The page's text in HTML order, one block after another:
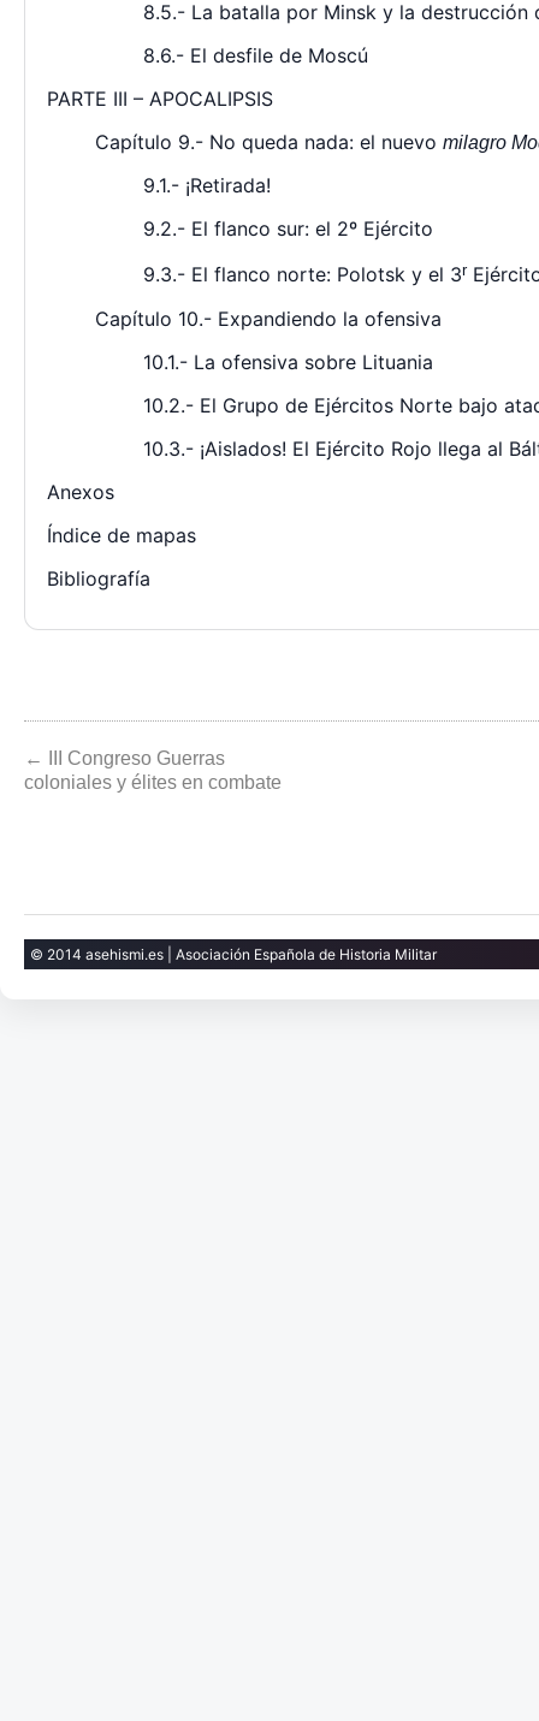
8.5.- La batalla por Minsk y la destrucción
8.6.- El desfile de Moscú
PARTE III – APOCALIPSIS
Capítulo 9.- No queda nada: el nuevo milagro
9.1.- ¡Retirada!
9.2.- El flanco sur: el 2º Ejército
9.3.- El flanco norte: Polotsk y el 3r
Capítulo 10.- Expandiendo la ofensiva
10.1.- La ofensiva sobre Lituania
10.2.- El Grupo de Ejércitos Norte bajo
10.3.- ¡Aislados! El Ejército Rojo llega al
Anexos
Índice de mapas
Bibliografía
← III Congreso Guerras
coloniales y élites en combate
© 2014 asehismi.es | Asociación Española de Historia Militar